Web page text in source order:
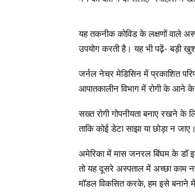
यह तकनीक कोविड के लक्षणों वाले
उपयोग करती है। यह भी पढ़ें- बड़ी
जर्नल नेचर मेडिसिन में प्रकाशित
आपातकालीन विभाग में रोगी के आने
सख्त रोगी गोपनीयता बनाए रखने के
ताकि कोई डेटा साझा या छोड़ा न जाए।
अमेरिका में मास जनरल बिंघम के डॉ
तो यह दूसरे अस्पताल में अच्छा काम
मॉडल विकसित करके, हम इसे बनाने